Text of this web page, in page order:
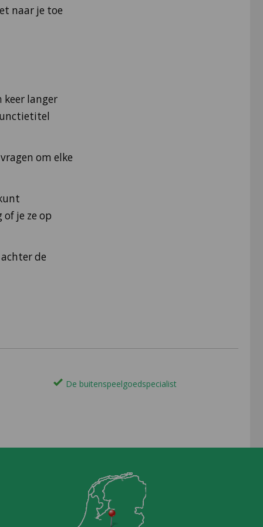
naar je toe
keer langer
om elke
je ze op
de
De buitenspeelgoedspecialist